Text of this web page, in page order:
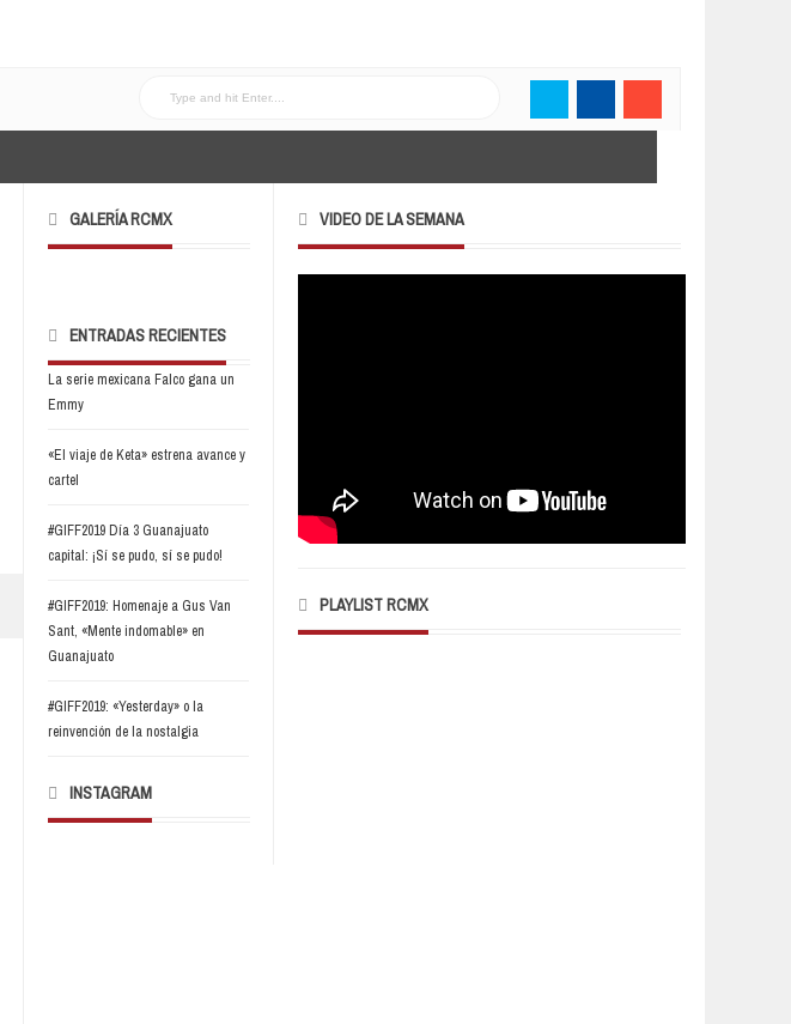
GALERÍA RCMX
ENTRADAS RECIENTES
La serie mexicana Falco gana un
Emmy
«El viaje de Keta» estrena avance y
cartel
#GIFF2019 Día 3 Guanajuato
capital: ¡Sí se pudo, sí se pudo!
#GIFF2019: Homenaje a Gus Van
Sant, «Mente indomable» en
Guanajuato
#GIFF2019: «Yesterday» o la
reinvención de la nostalgia
INSTAGRAM
VIDEO DE LA SEMANA
PLAYLIST RCMX